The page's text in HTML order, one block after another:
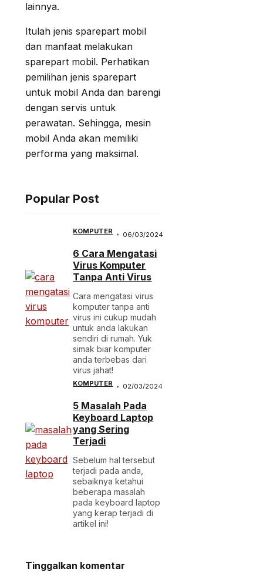
lainnya.
Itulah jenis sparepart mobil
dan manfaat melakukan
sparepart mobil. Perhatikan
pemilihan jenis sparepart
untuk mobil Anda dan barengi
dengan servis untuk
perawatan. Sehingga, mesin
mobil Anda akan memiliki
performa yang maksimal.
Popular Post
KOMPUTER 06/03/2024
6 Cara Mengatasi
Virus Komputer
Tanpa Anti Virus
Cara mengatasi virus
komputer tanpa anti
virus ini cukup mudah
untuk anda lakukan
sendiri di rumah. Yuk
simak biar komputer
anda terbebas dari
virus jahat!
KOMPUTER 02/03/2024
5 Masalah Pada
Keyboard Laptop
yang Sering
Terjadi
Sebelum hal tersebut
terjadi pada anda,
sebaiknya ketahui
beberapa masalah
pada keyboard laptop
yang kerap terjadi di
artikel ini!
Tinggalkan komentar